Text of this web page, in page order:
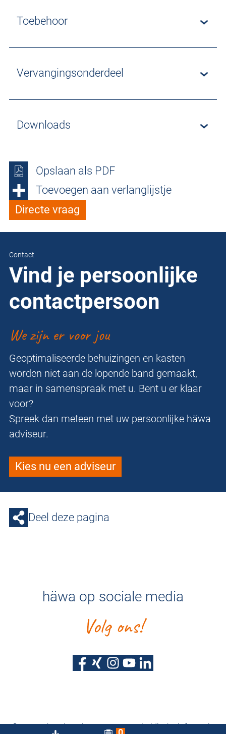
Toebehoor
Vervangingsonderdeel
Downloads
Opslaan als PDF
Toevoegen aan verlanglijstje
Directe vraag
Contact
Vind je persoonlijke
contactpersoon
We zijn er voor jou
Geoptimaliseerde behuizingen en kasten
worden niet aan de lopende band gemaakt,
maar in samenspraak met u. Bent u er klaar
voor?
Spreek dan meteen met uw persoonlijke häwa
adviseur.
Kies nu een adviseur
Deel deze pagina
häwa op sociale media
Volg ons!
Gegevensbescherming
Juridische informatie